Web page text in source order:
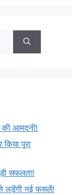
की आमदनी!
पूरा
सफलता!
लड़ेंगी नई फसलें!